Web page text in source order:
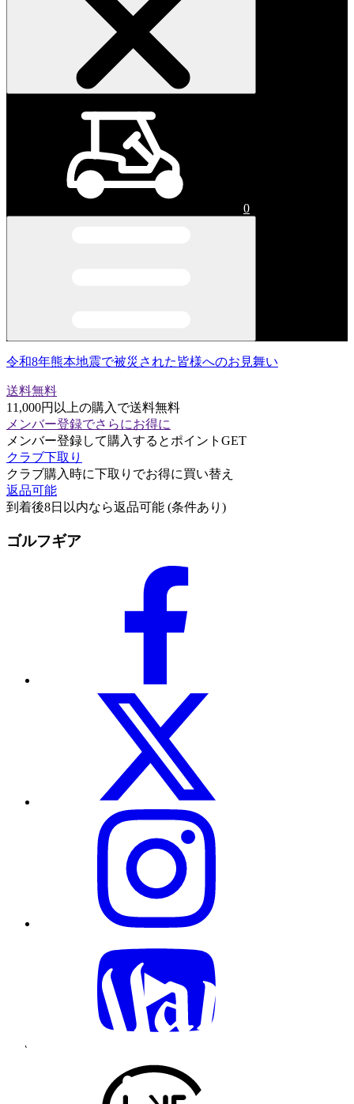
0
令和8年熊本地震で被災された皆様へのお見舞い
送料無料
11,000円以上の購入で送料無料
メンバー登録でさらにお得に
メンバー登録して購入するとポイントGET
クラブ下取り
クラブ購入時に下取りでお得に買い替え
返品可能
到着後8日以内なら返品可能 (条件あり)
ゴルフギア